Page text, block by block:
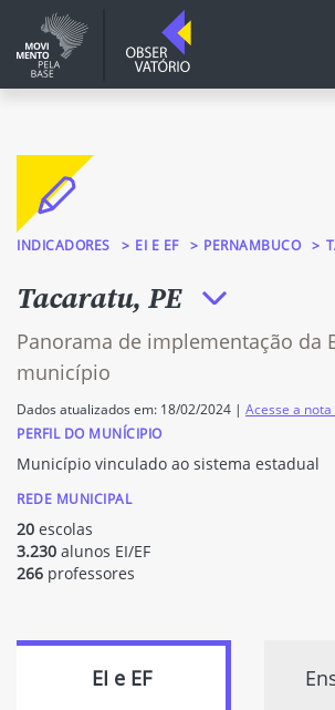
INDICADORES EI E EF PERNAMBUCO
Tacaratu, PE
Panorama de implementação da
município
Dados atualizados em: 18/02/2024 | Acesse a
PERFIL DO MUNÍCIPIO
Município vinculado ao sistema estadual
REDE MUNICIPAL
20 escolas
3.230 alunos EI/EF
266 professores
EI e EF